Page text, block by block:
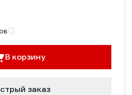
В корзину
заказ